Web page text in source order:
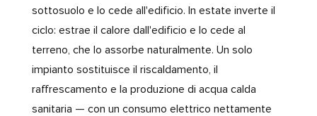
sottosuolo e lo cede all'edificio. In estate inverte il
ciclo: estrae il calore dall'edificio e lo cede al
terreno, che lo assorbe naturalmente. Un solo
impianto sostituisce il riscaldamento, il
raffrescamento e la produzione di acqua calda
sanitaria — con un consumo elettrico nettamente